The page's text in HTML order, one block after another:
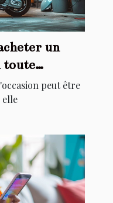
un
toute
peut être
elle